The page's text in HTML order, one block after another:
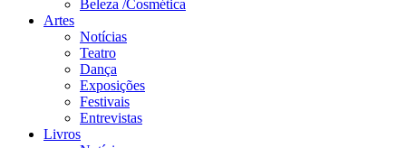
Beleza /Cosmética
Artes
Notícias
Teatro
Dança
Exposições
Festivais
Entrevistas
Livros